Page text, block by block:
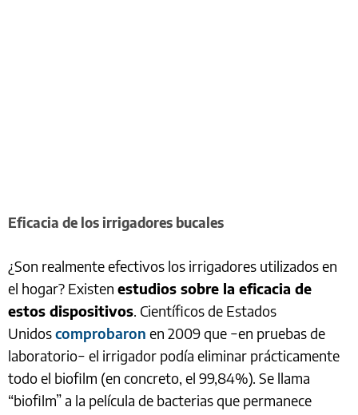
Eficacia de los irrigadores bucales
¿Son realmente efectivos los irrigadores utilizados en
el hogar? Existen estudios sobre la eficacia de
estos dispositivos. Científicos de Estados
Unidoscomprobaron en 2009 que −en pruebas de
laboratorio− el irrigador podía eliminar prácticamente
todo el biofilm (en concreto, el 99,84%). Se llama
“biofilm” a la película de bacterias que permanece